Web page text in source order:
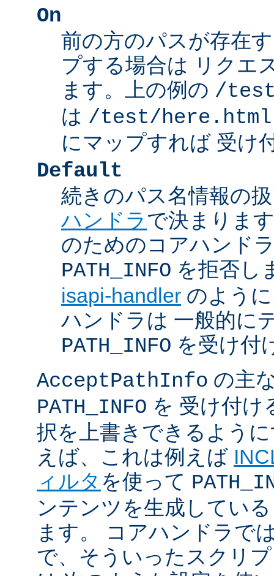
On
前の方のパスが存在
プする場合は リクエ
ます。上の例の /
は /test/here.html
にマップすれば 受け
Default
続きのパス名情報の
ハンドラで決まりま
のためのコアハンド
PATH_INFO を拒否し
isapi-handler のよう
ハンドラは 一般的に
PATH_INFO を受け付
AcceptPathInfo の主
PATH_INFO を 受け付け
択を上書きできるよう
えば、これは例えば
ィルタ を使って
ンテンツを生成してい
ます。 コアハンドラで
で、そういったスクリ